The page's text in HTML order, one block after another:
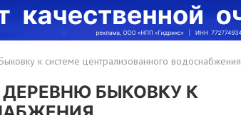
к системе централизованного водоснабжения
БЫКОВКУ К